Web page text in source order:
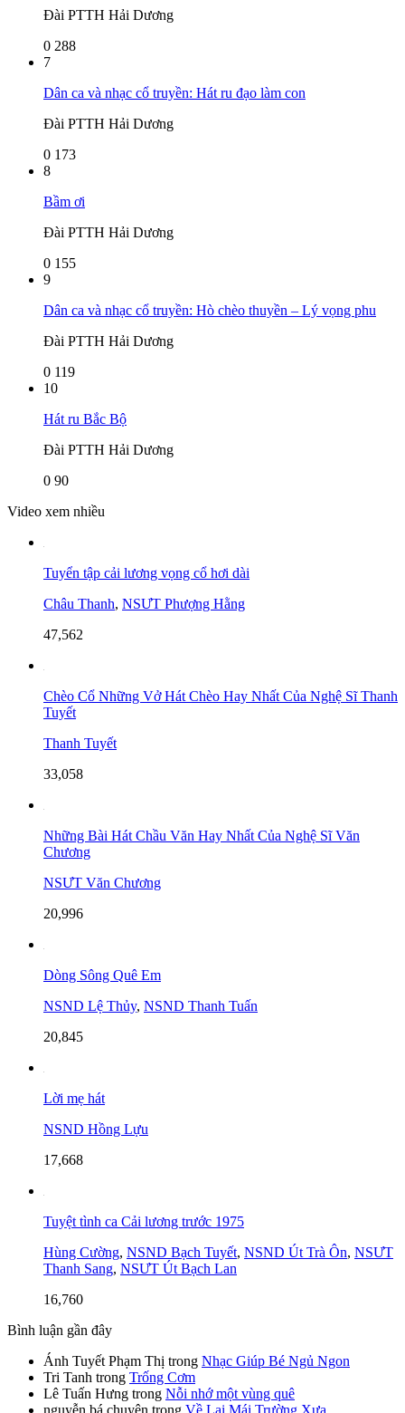
Đài PTTH Hải Dương
0 288
7
Dân ca và nhạc cổ truyền: Hát ru đạo làm con
Đài PTTH Hải Dương
0 173
8
Bầm ơi
Đài PTTH Hải Dương
0 155
9
Dân ca và nhạc cổ truyền: Hò chèo thuyền – Lý vọng phu
Đài PTTH Hải Dương
0 119
10
Hát ru Bắc Bộ
Đài PTTH Hải Dương
0 90
Video xem nhiều
Tuyển tập cải lương vọng cổ hơi dài
Châu Thanh, NSƯT Phượng Hằng
47,562
Chèo Cổ Những Vở Hát Chèo Hay Nhất Của Nghệ Sĩ Thanh
Tuyết
Thanh Tuyết
33,058
Những Bài Hát Chầu Văn Hay Nhất Của Nghệ Sĩ Văn
Chương
NSƯT Văn Chương
20,996
Dòng Sông Quê Em
NSND Lệ Thủy, NSND Thanh Tuấn
20,845
Lời mẹ hát
NSND Hồng Lựu
17,668
Tuyệt tình ca Cải lương trước 1975
Hùng Cường, NSND Bạch Tuyết, NSND Út Trà Ôn, NSƯT
Thanh Sang, NSƯT Út Bạch Lan
16,760
Bình luận gần đây
Ánh Tuyết Phạm Thị trong Nhạc Giúp Bé Ngủ Ngon
Tri Tanh trong Trống Cơm
Lê Tuấn Hưng trong Nỗi nhớ một vùng quê
nguyễn bá chuyên trong Về Lại Mái Trường Xưa